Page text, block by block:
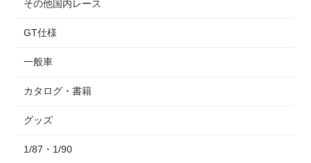
その他国内レース
GT仕様
一般車
カタログ・書籍
グッズ
1/87・1/90